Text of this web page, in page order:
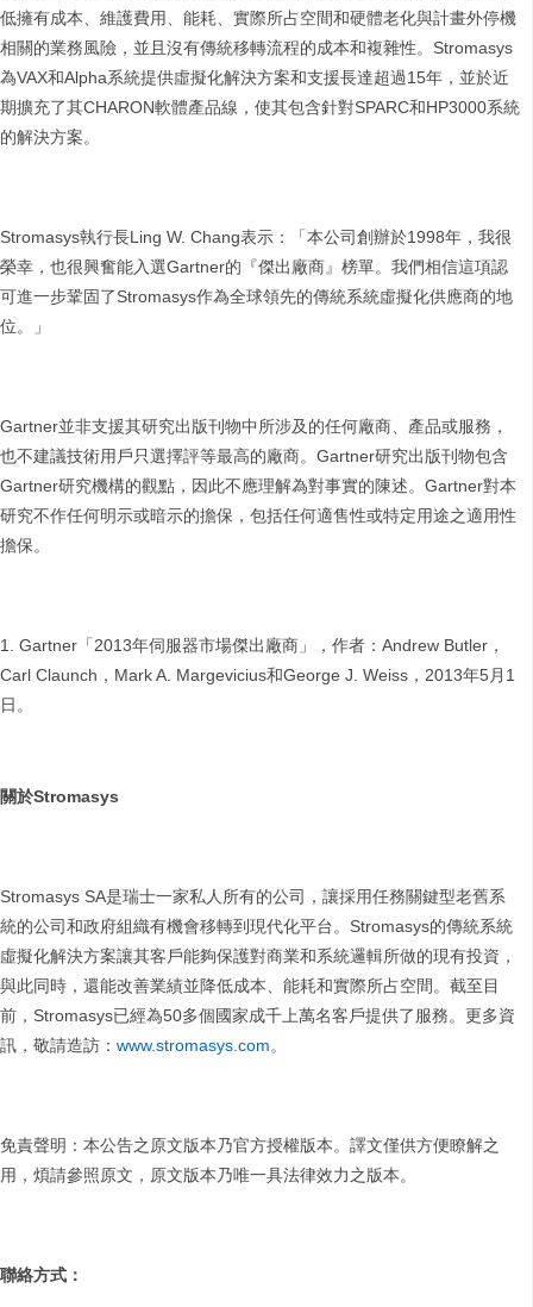
低擁有成本、維護費用、能耗、實際所占空間和硬體老化與計畫外停機
相關的業務風險，並且沒有傳統移轉流程的成本和複雜性。Stromasys
為VAX和Alpha系統提供虛擬化解決方案和支援長達超過15年，並於近
期擴充了其CHARON軟體產品線，使其包含針對SPARC和HP3000系統
的解決方案。
Stromasys執行長Ling W. Chang表示：「本公司創辦於1998年，我很
榮幸，也很興奮能入選Gartner的『傑出廠商』榜單。我們相信這項認
可進一步鞏固了Stromasys作為全球領先的傳統系統虛擬化供應商的地
位。」
Gartner並非支援其研究出版刊物中所涉及的任何廠商、產品或服務，
也不建議技術用戶只選擇評等最高的廠商。Gartner研究出版刊物包含
Gartner研究機構的觀點，因此不應理解為對事實的陳述。Gartner對本
研究不作任何明示或暗示的擔保，包括任何適售性或特定用途之適用性
擔保。
Gartner「2013年伺服器市場傑出廠商」，作者：Andrew Butler，
Carl Claunch，Mark A. Margevicius和George J. Weiss，2013年5月1
日。
關於Stromasys
Stromasys SA是瑞士一家私人所有的公司，讓採用任務關鍵型老舊系
統的公司和政府組織有機會移轉到現代化平台。Stromasys的傳統系統
虛擬化解決方案讓其客戶能夠保護對商業和系統邏輯所做的現有投資，
與此同時，還能改善業績並降低成本、能耗和實際所占空間。截至目
前，Stromasys已經為50多個國家成千上萬名客戶提供了服務。更多資
訊，敬請造訪： www.stromasys.com。
免責聲明：本公告之原文版本乃官方授權版本。譯文僅供方便瞭解之
用，煩請參照原文，原文版本乃唯一具法律效力之版本。
聯絡方式：